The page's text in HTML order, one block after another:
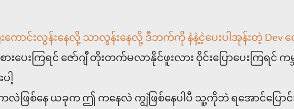
ကောင်းလွန်းနေလို့ သာလွန်းနေလို့ ဒီဘက်ကို နဲနဲ့ငဲ့ပေးပါအုန်းတဲ့ Dev
ားပေးကြရင် ဇော်ဂျီ တိုးတက်မလာနိုင်ဖူးလား ဝိုင်းပြောပေးကြရင် ကမ္
ါ့
လဲဖြစ်နေ ယခုက ဤ ကနေလဲ ကျွဲဖြစ်နေပါပီ သူ့ကိုဘဲ ရအောင်ပြောင်